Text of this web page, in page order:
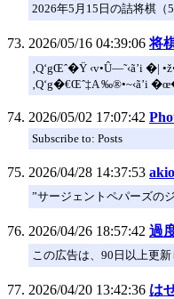
2026年5月15日の詰将棋（5
2026/05/16 04:39:06 将
‚Q‘gŒˆ�Ÿ ‹v•Û—˜‹ã’i �|
‚Q‘g�€Œˆ‡A ‰®•~‹ã’i
2026/05/02 17:07:42
Subscribe to: Posts
2026/04/28 14:37:53
”サージェントペパーズの
2026/04/26 18:57:42 過
この広告は、90日以上更
2026/04/20 13:42:36 は